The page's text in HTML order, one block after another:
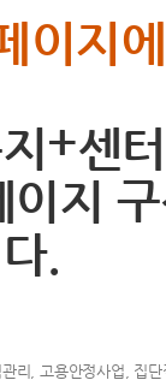
이지
+센
지
.
리, 고용안정사업, 집단